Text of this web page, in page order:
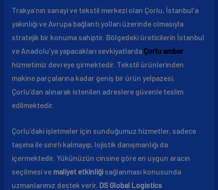
Trakya’nın sanayi ve tekstil merkezi olan Çorlu, İstanbul’a
yakınlığı ve Avrupa bağlantı yolları üzerinde olmasıyla
stratejik bir konuma sahiptir. Bölgedeki üreticilerin İstanbul
ve Anadolu’ya yapacakları sevkiyatlarda Çorlu ambar
hizmetimiz devreye girmektedir. Tekstil ürünlerinden
makine parçalarına kadar geniş bir ürün yelpazesi,
Çorlu’dan alınarak istenilen adreslere güvenle teslim
edilmektedir.
Çorlu’daki işletmeler için sunduğumuz hizmetler, sadece
taşıma ile sınırlı kalmayıp, lojistik danışmanlığı da
içermektedir. Yükünüzün cinsine göre en uygun aracın
seçilmesi ve maliyet etkinliğisağlanması konusunda
uzmanlarımız destek verir. DS Global Logistics